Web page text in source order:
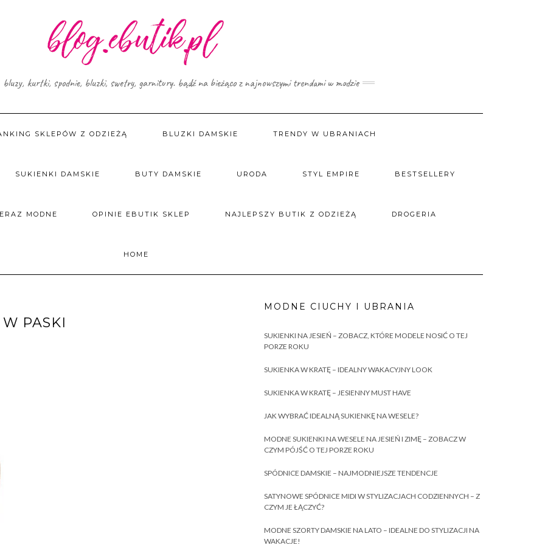
bluzy, kurtki, spodnie, bluzki, swetry, garnitury. bądź na bieżąco z najnowszymi trendami w modzie
SKLEPÓW Z ODZIEŻĄ BLUZKI DAMSKIE TRENDY W UBRANIACH
SUKIENKI DAMSKIE BUTY DAMSKIE URODA STYL EMPIRE BESTSELLERY
MODNE OPINIE EBUTIK SKLEP NAJLEPSZY BUTIK Z ODZIEŻĄ DROGERIA
HOME
PASKI
MODNE CIUCHY I UBRANIA
SUKIENKI NA JESIEŃ – ZOBACZ, KTÓRE MODELE NOSIĆ O TEJ
PORZE ROKU
SUKIENKA W KRATĘ – IDEALNY WAKACYJNY LOOK
SUKIENKA W KRATĘ – JESIENNY MUST HAVE
JAK WYBRAĆ IDEALNĄ SUKIENKĘ NA WESELE?
MODNE SUKIENKI NA WESELE NA JESIEŃ I ZIMĘ – ZOBACZ W
CZYM PÓJŚĆ O TEJ PORZE ROKU
SPÓDNICE DAMSKIE – NAJMODNIEJSZE TENDENCJE
SATYNOWE SPÓDNICE MIDI W STYLIZACJACH CODZIENNYCH – Z
CZYM JE ŁĄCZYĆ?
MODNE SZORTY DAMSKIE NA LATO – IDEALNE DO STYLIZACJI NA
WAKACJE!